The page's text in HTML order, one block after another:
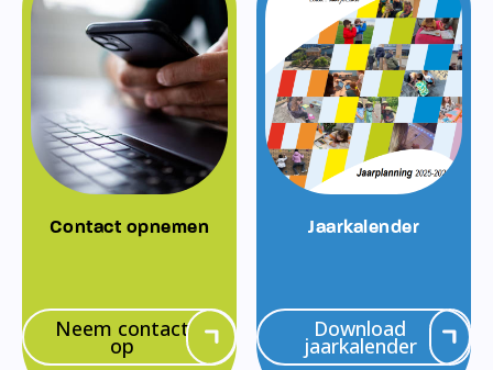
Contact opnemen
Neem contact
op
Jaarkalender
Download
jaarkalender